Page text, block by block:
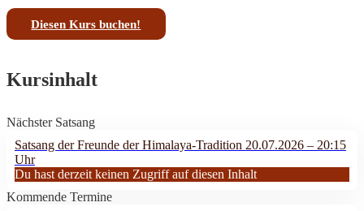
Diesen Kurs buchen!
Kursinhalt
Nächster Satsang
Satsang der Freunde der Himalaya-Tradition 20.07.2026 – 20:15
Uhr
Du hast derzeit keinen Zugriff auf diesen Inhalt
Kommende Termine